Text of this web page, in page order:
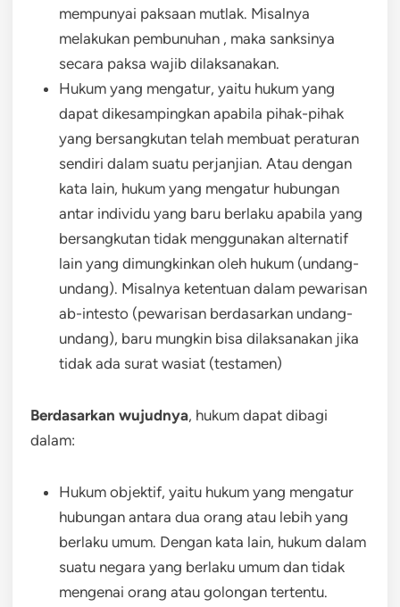
mempunyai paksaan mutlak. Misalnya
melakukan pembunuhan , maka sanksinya
secara paksa wajib dilaksanakan.
Hukum yang mengatur, yaitu hukum yang
dapat dikesampingkan apabila pihak-pihak
yang bersangkutan telah membuat peraturan
sendiri dalam suatu perjanjian. Atau dengan
kata lain, hukum yang mengatur hubungan
antar individu yang baru berlaku apabila yang
bersangkutan tidak menggunakan alternatif
lain yang dimungkinkan oleh hukum (undang-
undang). Misalnya ketentuan dalam pewarisan
ab-intesto (pewarisan berdasarkan undang-
undang), baru mungkin bisa dilaksanakan jika
tidak ada surat wasiat (testamen)
Berdasarkan wujudnya, hukum dapat dibagi
dalam:
Hukum objektif, yaitu hukum yang mengatur
hubungan antara dua orang atau lebih yang
berlaku umum. Dengan kata lain, hukum dalam
suatu negara yang berlaku umum dan tidak
mengenai orang atau golongan tertentu.